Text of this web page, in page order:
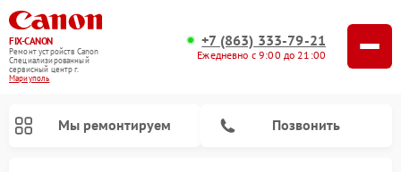
FIX-CANON
Ремонт устройств Canon
Специализированный
cервисный центр г.
Мариуполь
+7 (863) 333-79-21
Ежедневно с 9:00 до 21:00
Мы ремонтируем Позвонить